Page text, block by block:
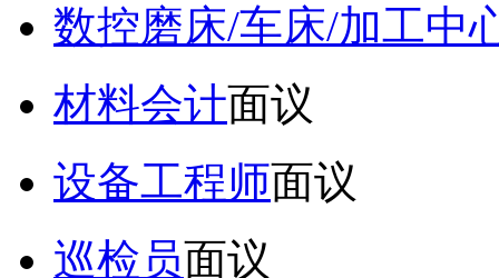
数控磨床/车床/加工中
材料会计面议
设备工程师面议
巡检员面议